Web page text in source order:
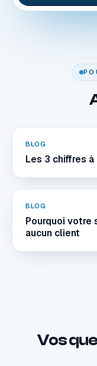
BLOG
Les 3 chiffres
BLOG
Pourquoi votre
aucun client
Vos